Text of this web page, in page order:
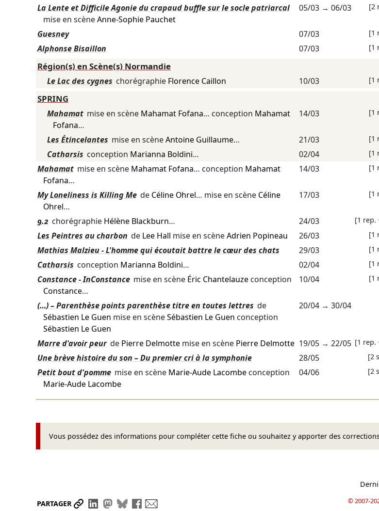
La Lente et Difficile Agonie du crapaud buffle sur le socle patriarcal
mise en scèneAnne-Sophie Pauchet
05/03→ 06/03 [2
Guesney
07/03 [1
Alphonse Bisaillon 07/03 [1
Région(s) en Scène(s) Normandie
Le Lac des cygnes chorégraphie Florence Caillon 10/03 [1
SPRING
Mahamat mise en scène Mahamat Fofana… conception Mahamat
Fofana…
14/03 [1
Les Étincelantes mise en scèneAntoine Guillaume… 21/03 [1
Catharsis conception Marianna Boldini… 02/04 [1
Mahamat mise en scène Mahamat Fofana… conception Mahamat
Fofana…
14/03 [1
My Loneliness is Killing Me de Céline Ohrel… mise en scène Céline
Ohrel…
17/03 [1
9.2 chorégraphie Hélène Blackburn… 24/03 [1 rep.
Les Peintres au charbon de Lee Hall mise en scèneAdrien Popineau 26/03 [1
Mathias Malzieu - L'homme qui écoutait battre le cœur des chats 29/03 [1
Catharsis conception Marianna Boldini… 02/04 [1
Constance - InConstance mise en scène Éric Chantelauzeconception
Constance…
10/04 [1
(…) – Parenthèse points parenthèse titre en toutes lettres de
Sébastien Le Guen mise en scèneSébastien Le Guen conception
Sébastien Le Guen
20/04→ 30/04
Marre d'avoir peur de Pierre Delmottemise en scène Pierre Delmotte 19/05→ 22/05 [1 rep.
Une brève histoire du son – Du premier cri à la symphonie 28/05 [2
Petit bout d'pomme mise en scène Marie-Aude Lacombeconception
Marie-Aude Lacombe
04/06 [2
Vous possédez des informations pour compléter cette fiche ou souhaitez y apporter des
PARTAGER Partager le lien
Partager sur LinkedIn
Partager sur Mastodon
Partager sur Bluesky
Partager sur Facebook © 2007-